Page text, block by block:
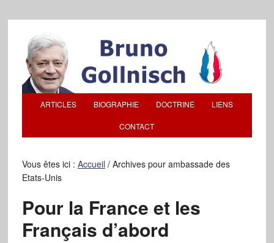
ARTICLES BIOGRAPHIE DOCTRINE LIENS
CONTACT
Vous êtes ici : Accueil /Archives pour ambassade des
Etats-Unis
Pour la France et les
Français d’abord